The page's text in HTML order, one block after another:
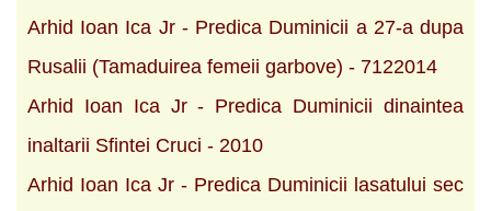
Arhid Ioan Ica Jr - Predica Duminicii a 27-a dupa
Rusalii (Tamaduirea femeii garbove) - 7122014
Arhid Ioan Ica Jr - Predica Duminicii dinaintea
inaltarii Sfintei Cruci - 2010
Arhid Ioan Ica Jr - Predica Duminicii lasatului sec